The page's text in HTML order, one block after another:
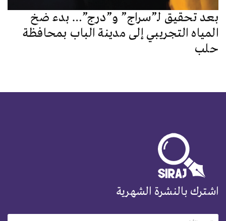
بعد تحقيق لـ”سراج” و”درج”… بدء ضخ
المياه التجريبي إلى مدينة الباب بمحافظة
حلب
اشترك بالنشرة الشهرية